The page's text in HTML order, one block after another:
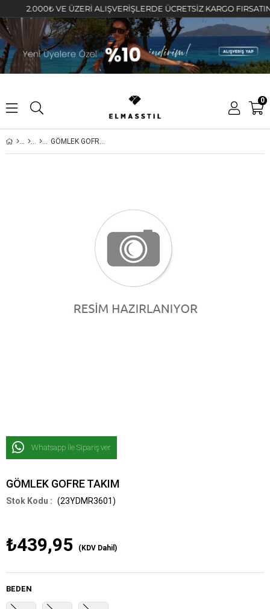
2.000₺ VE ÜZERİ ALIŞVERİŞLERDE ÜCRETSİZ KARGO FIRSATINI
0
GÖMLEK GOFRE TAKIM
Whatsapp İle Sipariş ver
GÖMLEK GOFRE TAKIM
(23YDMR3601)
₺439,95 (KDV Dahil)
BEDEN